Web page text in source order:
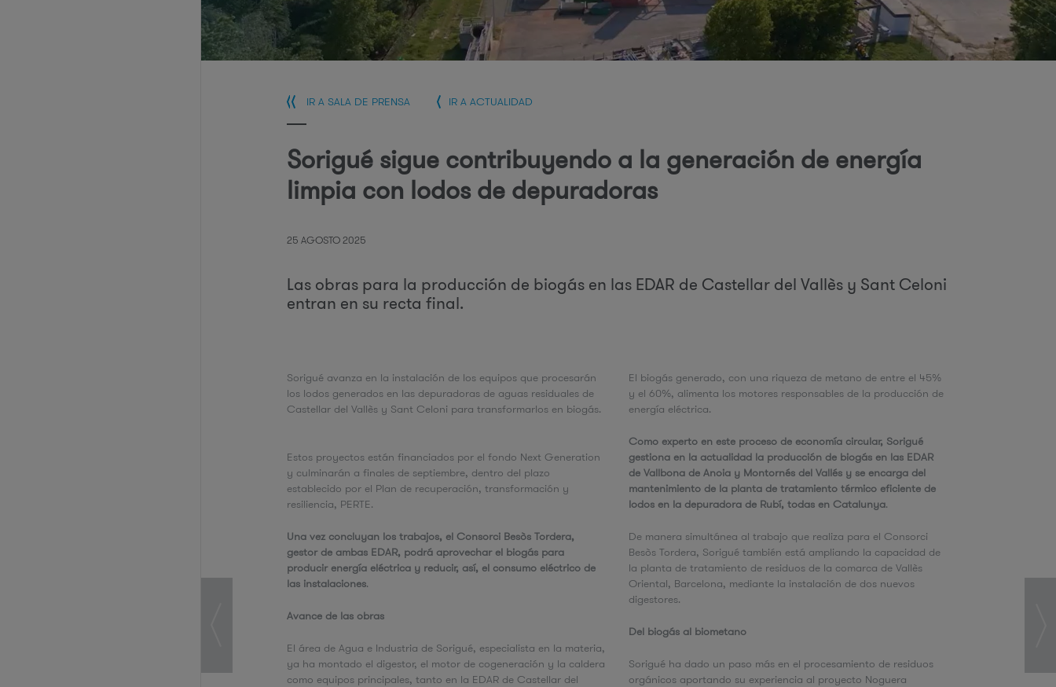
i
s
e
d
a
IR A SALA DE PRENSA IR A ACTUALIDAD
Sorigué sigue contribuyendo a la generación de energía
limpia con lodos de depuradoras
25 AGOSTO 2025
Las obras para la producción de biogás en las EDAR de Castellar del Vallès y Sant Celoni
entran en su recta final.
Sorigué avanza en la instalación de los equipos que procesarán
los lodos generados en las depuradoras de aguas residuales de
Castellar del Vallès y Sant Celoni para transformarlos en biogás.
Estos proyectos están financiados por el fondo Next Generation
y culminarán a finales de septiembre, dentro del plazo
establecido por el Plan de recuperación, transformación y
resiliencia, PERTE.
Una vez concluyan los trabajos, el Consorci Besòs Tordera,
gestor de ambas EDAR, podrá aprovechar el biogás para
producir energía eléctrica y reducir, así, el consumo eléctrico de
las instalaciones.
Avance de las obras
El área de Agua e Industria de Sorigué, especialista en la materia,
ya ha montado el digestor, el motor de cogeneración y la caldera
como equipos principales, tanto en la EDAR de Castellar del
El biogás generado, con una riqueza de metano de entre el 45%
y el 60%, alimenta los motores responsables de la producción de
energía eléctrica.
Como experto en este proceso de economía circular, Sorigué
gestiona en la actualidad la producción de biogás en las EDAR
de Vallbona de Anoia y Montornés del Vallés y se encarga del
mantenimiento de la planta de tratamiento térmico eficiente de
lodos en la depuradora de Rubí, todas en Catalunya.
De manera simultánea al trabajo que realiza para el Consorci
Besòs Tordera, Sorigué también está ampliando la capacidad de
la planta de tratamiento de residuos de la comarca de Vallès
Oriental, Barcelona, mediante la instalación de dos nuevos
digestores.
Del biogás al biometano
Sorigué ha dado un paso más en el procesamiento de residuos
orgánicos aportando su experiencia al proyecto Noguera